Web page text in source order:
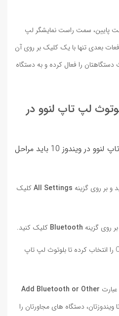
پایین، سمت راست نمایشگر لپ
بعدی تنها با یک کلیک بر روی آن
دستگاهتان را فعال کرده و به دستگاه
لپ تاپ لنوو در
برای فعال کردن بلوتوث لپ تاپ لنوو در ویندوز 10 باید مراحل
و بر روی گزینه All Settingsکلیک
روی گزینه Bluetooth کلیک کنید.
در این مرحله باید دکمه On را انتخاب کرده تا بلوتوث لپ تاپ
Add Bluetooth or Other
ویندوزتان، دستگاه های مجاورتان را